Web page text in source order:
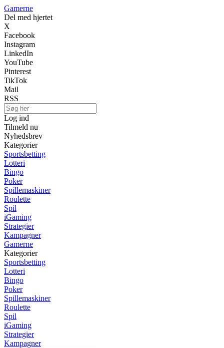
Gamerne
Del med hjertet
X
Facebook
Instagram
LinkedIn
YouTube
Pinterest
TikTok
Mail
RSS
Log ind
Tilmeld nu
Nyhedsbrev
Kategorier
Sportsbetting
Lotteri
Bingo
Poker
Spillemaskiner
Roulette
Spil
iGaming
Strategier
Kampagner
Gamerne
Kategorier
Sportsbetting
Lotteri
Bingo
Poker
Spillemaskiner
Roulette
Spil
iGaming
Strategier
Kampagner